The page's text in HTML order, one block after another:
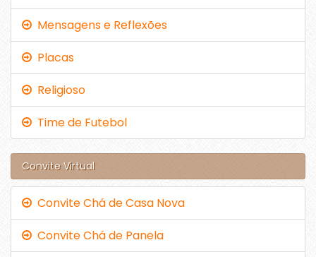
Mensagens e Reflexões
Placas
Religioso
Time de Futebol
Convite Virtual
Convite Chá de Casa Nova
Convite Chá de Panela